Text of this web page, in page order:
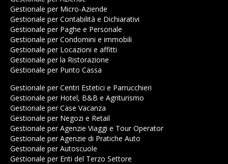
Gestionale per Micro-Aziende
Gestionale per Contabilità e Dichiarativi
Gestionale per Paghe e Personale
Gestionale per Condomini e immobili
Gestionale per Locazioni e affitti
Gestionale per la Ristorazione
Gestionale per Punto Cassa
Gestionale per Centri Estetici e Parrucchieri
Gestionale per Hotel, B&B e Agriturismo
Gestionale per Case Vacanza
Gestionale per Negozi e Retail
Gestionale per Agenzie Viaggi e Tour Operator
Gestionale per Agenzie di Pratiche Auto
Gestionale per Autoscuole
Gestionale per Enti del Terzo Settore